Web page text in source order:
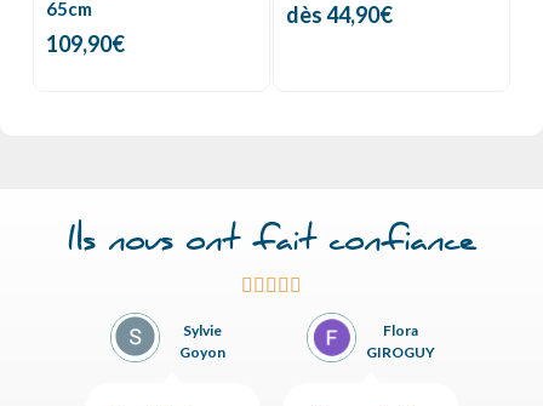
65cm
109,90€
dès44,90€
Ils nous ont fait confiance
    
Sylvie
Goyon
Flora
GIROGUY